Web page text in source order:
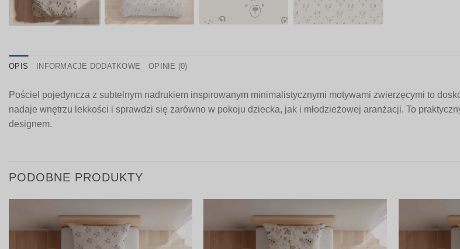
OPIS INFORMACJE DODATKOWE OPINIE (0)
Pościel pojedyncza z subtelnym nadrukiem inspirowanym minimalistycznymi motywami zwierzęcymi to
nadaje wnętrzu lekkości i sprawdzi się zarówno w pokoju dziecka, jak i młodzieżowej aranżacji. To
designem.
PODOBNE PRODUKTY